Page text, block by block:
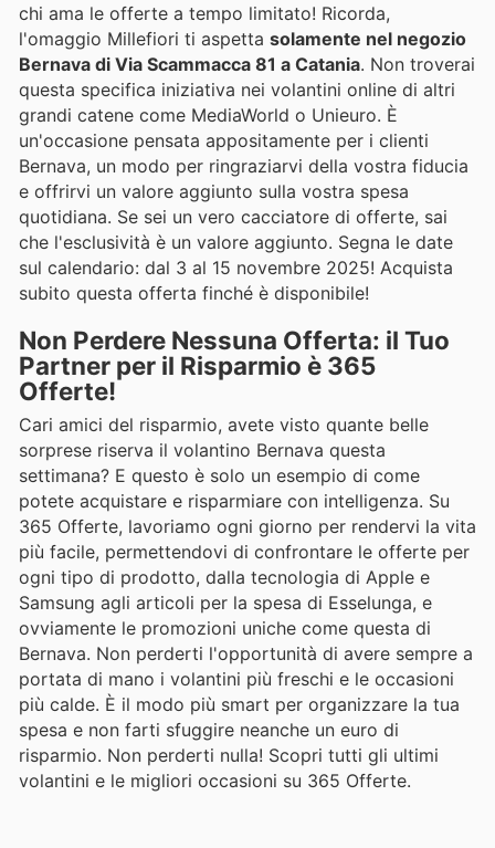
chi ama le offerte a tempo limitato! Ricorda,
l'omaggio Millefiori ti aspetta solamente nel negozio
Bernava di Via Scammacca 81 a Catania. Non troverai
questa specifica iniziativa nei volantini online di altri
grandi catene come MediaWorld o Unieuro. È
un'occasione pensata appositamente per i clienti
Bernava, un modo per ringraziarvi della vostra fiducia
e offrirvi un valore aggiunto sulla vostra spesa
quotidiana. Se sei un vero cacciatore di offerte, sai
che l'esclusività è un valore aggiunto. Segna le date
sul calendario: dal 3 al 15 novembre 2025! Acquista
subito questa offerta finché è disponibile!
Non Perdere Nessuna Offerta: il Tuo
Partner per il Risparmio è 365
Offerte!
Cari amici del risparmio, avete visto quante belle
sorprese riserva il volantino Bernava questa
settimana? E questo è solo un esempio di come
potete acquistare e risparmiare con intelligenza. Su
365 Offerte, lavoriamo ogni giorno per rendervi la vita
più facile, permettendovi di confrontare le offerte per
ogni tipo di prodotto, dalla tecnologia di Apple e
Samsung agli articoli per la spesa di Esselunga, e
ovviamente le promozioni uniche come questa di
Bernava. Non perderti l'opportunità di avere sempre a
portata di mano i volantini più freschi e le occasioni
più calde. È il modo più smart per organizzare la tua
spesa e non farti sfuggire neanche un euro di
risparmio. Non perderti nulla! Scopri tutti gli ultimi
volantini e le migliori occasioni su 365 Offerte.